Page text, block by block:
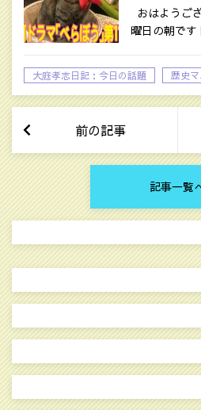
おはようご
曜日の朝で
大庭孝志日記：今日の話題 歴史
前の記事
記事一覧